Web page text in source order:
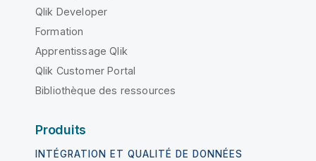
Qlik Developer
Formation
Apprentissage Qlik
Qlik Customer Portal
Bibliothèque des ressources
Produits
INTÉGRATION ET QUALITÉ DE DONNÉES